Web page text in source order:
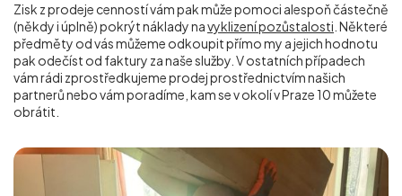
Zisk z prodeje cenností vám pak může pomoci alespoň částečně
(někdy i úplně) pokrýt náklady navyklizení pozůstalosti . Některé
předměty od vás můžeme odkoupit přímo my a jejich hodnotu
pak odečíst od faktury za naše služby. V ostatních případech
vám rádi zprostředkujeme prodej prostřednictvím našich
partnerů nebo vám poradíme, kam se v okolí v Praze 10můžete
obrátit.